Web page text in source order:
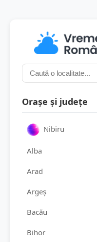
Orașe și județe
Nibiru
Alba
Arad
Argeș
Bacău
Bihor